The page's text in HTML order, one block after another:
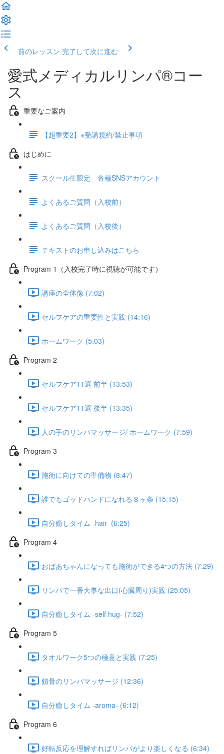
前のレッスン 完了して次に進む
愛式メディカルリンパ®コー
ス
重要なご案内
【超重要2】※受講規約/禁止事項
はじめに
スクール生限定 各種SNSアカウント
よくあるご質問（入校前）
よくあるご質問（入校後）
テキストのお申し込みはこちら
Program 1（入校完了時に視聴が可能です）
講座の全体像 (7:02)
セルフケアの重要性と実践 (14:16)
ホームワーク (5:03)
Program 2
セルフケア11選 前半 (13:53)
セルフケア11選 後半 (13:35)
人の手のリンパマッサージ/ ホームワーク (7:59)
Program 3
施術に向けての準備物 (8:47)
誰でもゴッドハンドになれる８ヶ条 (15:15)
自分癒しタイム -hair- (6:25)
Program 4
おばあちゃんになっても施術ができる4つの方法 (7:29)
リンパで一番大事な出口(心臓周り)実践 (25:05)
自分癒しタイム -self hug- (7:52)
Program 5
タオルワーク5つの極意と実践 (7:25)
鎖骨のリンパマッサージ (12:36)
自分癒しタイム -aroma- (6:12)
Program 6​
好転反応を理解すればリンパがより楽しくなる (6:34)